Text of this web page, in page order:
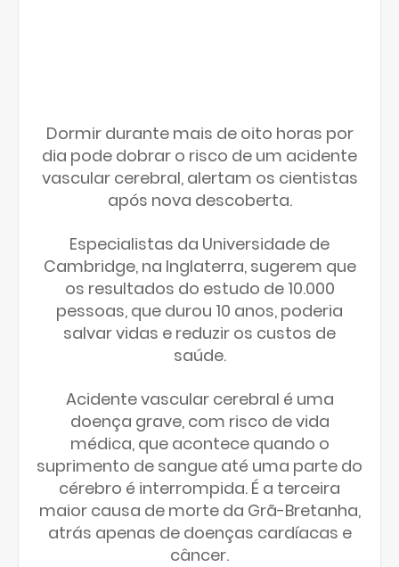
Dormir durante mais de oito horas por
dia pode dobrar o risco de um acidente
vascular cerebral, alertam os cientistas
após nova descoberta.
Especialistas da Universidade de
Cambridge, na Inglaterra, sugerem que
os resultados do estudo de 10.000
pessoas, que durou 10 anos, poderia
salvar vidas e reduzir os custos de
saúde.
Acidente vascular cerebral é uma
doença grave, com risco de vida
médica, que acontece quando o
suprimento de sangue até uma parte do
cérebro é interrompida. É a terceira
maior causa de morte da Grã-Bretanha,
atrás apenas de doenças cardíacas e
câncer.